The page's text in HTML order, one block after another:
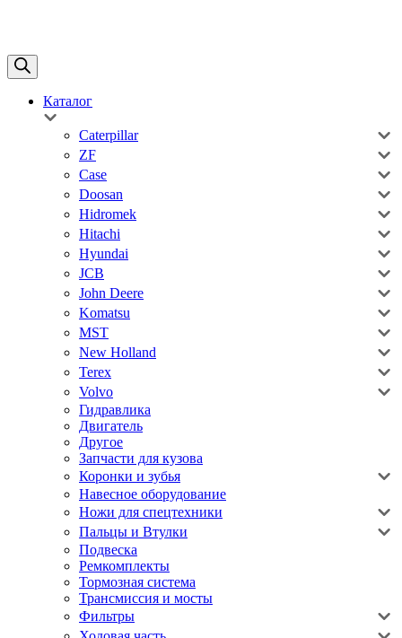
Каталог
Caterpillar
ZF
Case
Doosan
Hidromek
Hitachi
Hyundai
JCB
John Deere
Komatsu
MST
New Holland
Terex
Volvo
Гидравлика
Двигатель
Другое
Запчасти для кузова
Коронки и зубья
Навесное оборудование
Ножи для спецтехники
Пальцы и Втулки
Подвеска
Ремкомплекты
Тормозная система
Трансмиссия и мосты
Фильтры